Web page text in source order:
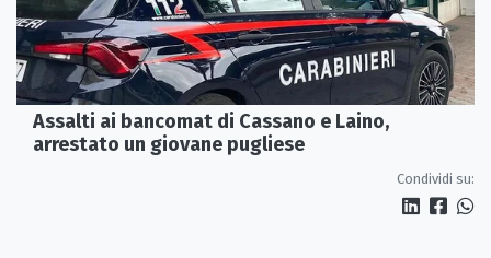
Assalti ai bancomat di Cassano e Laino,
arrestato un giovane pugliese
Condividi su: